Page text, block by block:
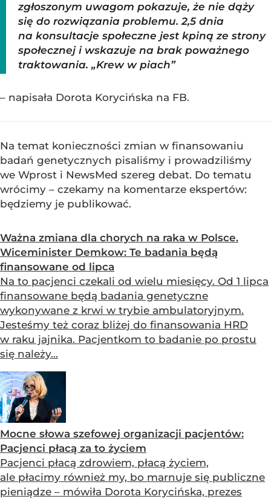
zgłoszonym uwagom pokazuje, że nie dąży
się do rozwiązania problemu. 2,5 dnia
na konsultacje społeczne jest kpiną ze strony
społecznej i wskazuje na brak poważnego
traktowania. „Krew w piach”
– napisała Dorota Korycińska na FB.
Na temat konieczności zmian w finansowaniu
badań genetycznych pisaliśmy i prowadziliśmy
we Wprost i NewsMed szereg debat. Do tematu
wrócimy – czekamy na komentarze ekspertów:
będziemy je publikować.
Ważna zmiana dla chorych na raka w Polsce.
Wiceminister Demkow: Te badania będą
finansowane od lipca
Na to pacjenci czekali od wielu miesięcy. Od 1 lipca
finansowane będą badania genetyczne
wykonywane z krwi w trybie ambulatoryjnym.
Jesteśmy też coraz bliżej do finansowania HRD
w raku jajnika. Pacjentkom to badanie po prostu
się należy...
Mocne słowa szefowej organizacji pacjentów:
Pacjenci płacą za to życiem
Pacjenci płacą zdrowiem, płacą życiem,
ale płacimy również my, bo marnuje się publiczne
pieniądze – mówiła Dorota Korycińska, prezes